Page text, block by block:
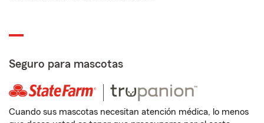
Seguro para mascotas
Cuando sus mascotas necesitan atención médica, lo menos